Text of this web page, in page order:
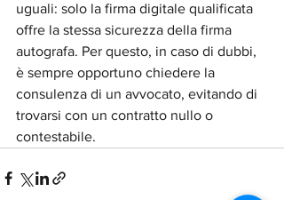
uguali: solo la firma digitale qualificata
offre la stessa sicurezza della firma
autografa. Per questo, in caso di dubbi,
è sempre opportuno chiedere la
consulenza di un avvocato, evitando di
trovarsi con un contratto nullo o
contestabile.